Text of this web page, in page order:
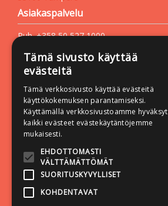
Asiakaspalvelu
Puh. +358 50 527 1000
Lisätietoa
Toimitusehdot
Käyttöohjeet
Tietosuojaseloste
Saavutettavuusseloste
Seuraa meitä:
Tämä sivusto käyttää
evästeitä
Tämä verkkosivusto käyttää evästeitä
käyttökokemuksen parantamiseksi.
Käyttämällä verkkosivustoamme hyväksyt
kaikki evästeet evästekäytäntöjemme
mukaisesti.
EHDOTTOMASTI
VÄLTTÄMÄTTÖMÄT
SUORITUSKYVYLLISET
KOHDENTAVAT